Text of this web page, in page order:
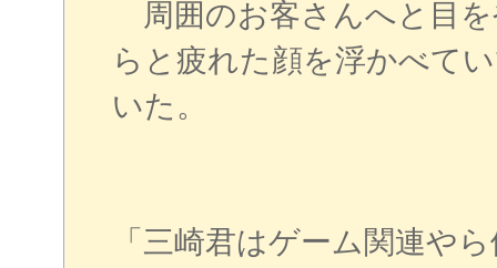
周囲のお客さんへと目
らと疲れた顔を浮かべて
いた。
「三崎君はゲーム関連や